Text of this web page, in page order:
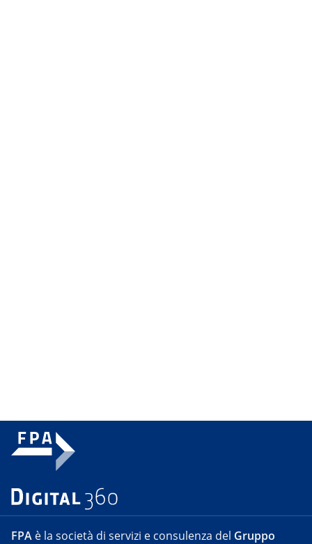
FPA è la società di servizi e consulenza del Gruppo